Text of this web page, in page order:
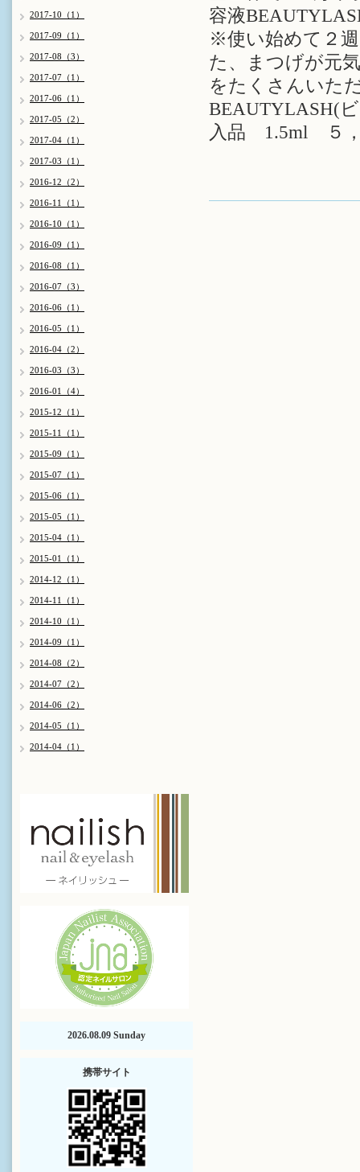
容液
※使い始めて２
た、まつげが元
をたくさんいた
BEAUTYLASH(
入品 1.5ml ５，
2017-10（1）
2017-09（1）
2017-08（3）
2017-07（1）
2017-06（1）
2017-05（2）
2017-04（1）
2017-03（1）
2016-12（2）
2016-11（1）
2016-10（1）
2016-09（1）
2016-08（1）
2016-07（3）
2016-06（1）
2016-05（1）
2016-04（2）
2016-03（3）
2016-01（4）
2015-12（1）
2015-11（1）
2015-09（1）
2015-07（1）
2015-06（1）
2015-05（1）
2015-04（1）
2015-01（1）
2014-12（1）
2014-11（1）
2014-10（1）
2014-09（1）
2014-08（2）
2014-07（2）
2014-06（2）
2014-05（1）
2014-04（1）
2026.08.09 Sunday
携帯サイト